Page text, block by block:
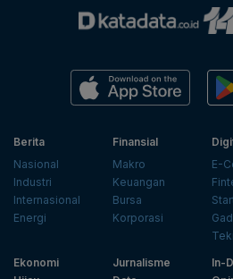
Berita
Nasional
Industri
Internasional
Energi
Finansial
Makro
Keuangan
Bursa
Korporasi
E-
Ekonomi
Jurnalisme
In-